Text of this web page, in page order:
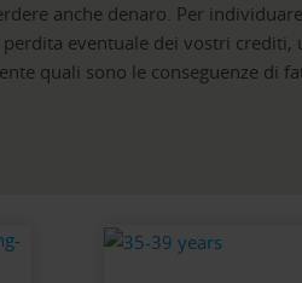
anche denaro. Per
eventuale dei vostri crediti,
quali sono le conseguenze di